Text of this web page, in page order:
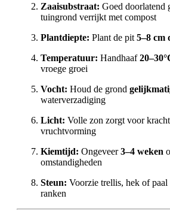
Zaaisubstraat: Goed doorlatend
tuingrond verrijkt met compost
Plantdiepte: Plant de pit 5–8 cm
Temperatuur: Handhaaf
vroege groei
Vocht: Houd de grond
waterverzadiging
Licht: Volle zon zorgt voor
vruchtvorming
Kiemtijd: Ongeveer3–4 weken
omstandigheden
Steun: Voorzie trellis, hek of
ranken